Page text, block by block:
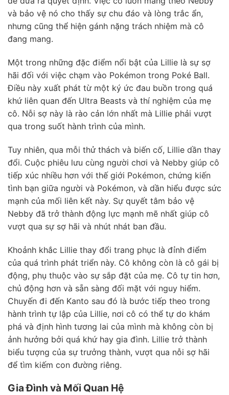
và bảo vệ nó cho thấy sự chu đáo và lòng trắc ẩn,
nhưng cũng thể hiện gánh nặng trách nhiệm mà cô
đang mang.
Một trong những đặc điểm nổi bật của Lillie là sự sợ
hãi đối với việc chạm vào Pokémon trong Poké Ball.
Điều này xuất phát từ một ký ức đau buồn trong quá
khứ liên quan đến Ultra Beasts và thí nghiệm của mẹ
cô. Nỗi sợ này là rào cản lớn nhất mà Lillie phải vượt
qua trong suốt hành trình của mình.
Tuy nhiên, qua mỗi thử thách và biến cố, Lillie dần thay
đổi. Cuộc phiêu lưu cùng người chơi và Nebby giúp cô
tiếp xúc nhiều hơn với thế giới Pokémon, chứng kiến
tình bạn giữa người và Pokémon, và dần hiểu được sức
mạnh của mối liên kết này. Sự quyết tâm bảo vệ
Nebby đã trở thành động lực mạnh mẽ nhất giúp cô
vượt qua sự sợ hãi và nhút nhát ban đầu.
Khoảnh khắc Lillie thay đổi trang phục là đỉnh điểm
của quá trình phát triển này. Cô không còn là cô gái bị
động, phụ thuộc vào sự sắp đặt của mẹ. Cô tự tin hơn,
chủ động hơn và sẵn sàng đối mặt với nguy hiểm.
Chuyến đi đến Kanto sau đó là bước tiếp theo trong
hành trình tự lập của Lillie, nơi cô có thể tự do khám
phá và định hình tương lai của mình mà không còn bị
ảnh hưởng bởi quá khứ hay gia đình. Lillie trở thành
biểu tượng của sự trưởng thành, vượt qua nỗi sợ hãi
để tìm kiếm con đường riêng.
Gia Đình và Mối Quan Hệ